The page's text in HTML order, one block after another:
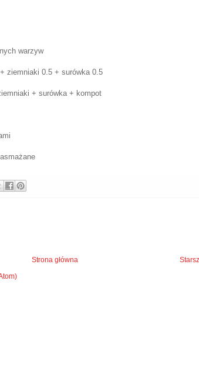
warzyw
ziemniaki 0.5 + surówka 0.5
+ surówka + kompot
Strona główna